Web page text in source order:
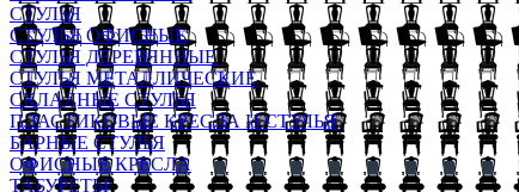
СТУЛЬЯ
СТУЛЬЯ ОФИСНЫЕ
СТУЛЬЯ ДЕРЕВЯННЫЕ
СТУЛЬЯ МЕТАЛЛИЧЕСКИЕ
СКЛАДНЫЕ СТУЛЬЯ
ПЛАСТИКОВЫЕ КРЕСЛА И СТУЛЬЯ
БАРНЫЕ СТУЛЬЯ
ОФИСНЫЕ КРЕСЛА
ТАБУРЕТЫ